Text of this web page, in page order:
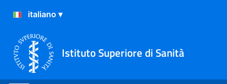
Istituto Superiore di Sanità